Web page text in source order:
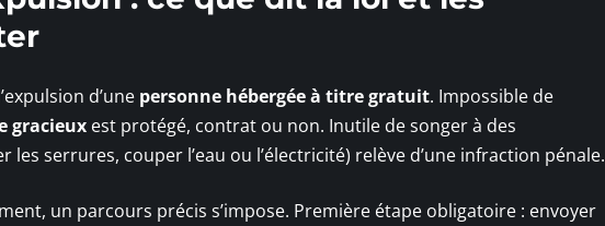
d’une personne hébergée à titre gratuit. Impossible de
gracieux est protégé, contrat ou non. Inutile de songer à des
serrures, couper l’eau ou l’électricité) relève d’une infraction pénale.
un parcours précis s’impose. Première étape obligatoire : envoyer